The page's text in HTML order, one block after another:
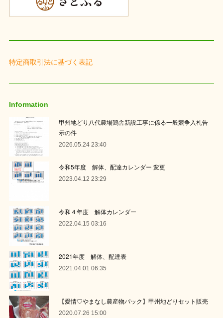
特定商取引法に基づく表記
Information
甲州地どり八代農場鶏舎新設工事に係る一般競争入札告
示の件
2026.05.24 23:40
令和5年度 解体、配達カレンダー 変更
2023.04.12 23:29
令和４年度 解体カレンダー
2022.04.15 03:16
2021年度 解体、配達表
2021.04.01 06:35
【愛情♡やまなし農産物パック】甲州地どりセット販売
2020.07.26 15:00